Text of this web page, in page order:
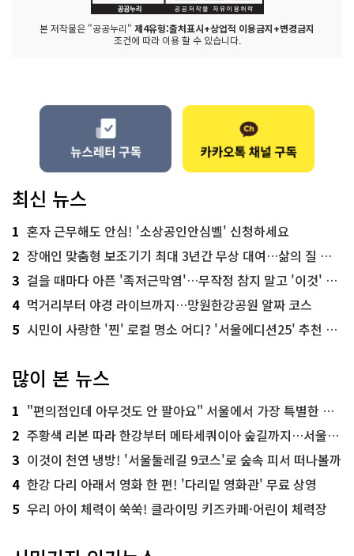
본 저작물은 "공공누리" 제4유형:출처표시+상업적 이용금지+변경금지
조건에 따라 이용 할 수 있습니다.
최신 뉴스
1 혼자 근무해도 안심! '소상공인안심벨' 신청하세요
2 장애인 맞춤형 보조기기 최대 3년간 무상 대여…삶의 질 높인다
3 걸을 때마다 아픈 '족저근막염'…무작정 참지 말고 '이것' 해보세요!
4 먹거리부터 야경 라이브까지…망원한강공원 알짜 코스
5 시민이 사랑한 '찐' 로컬 명소 어디? '서울에디션25' 추천 코스
많이 본 뉴스
1 "편의점인데 아무것도 안 팔아요" 서울에서 가장 특별한 편의점의 정체
2 주황색 리본 따라 한강부터 메타세쿼이아 숲길까지…서울둘레길 15코스
3 이것이 천연 냉방! '서울둘레길 9코스'로 숲속 피서 떠나볼까
4 한강 다리 아래서 영화 한 편! '다리밑 영화관' 무료 상영
5 우리 아이 체력이 쑥쑥! 클라이밍 키즈카페·어린이 체력장